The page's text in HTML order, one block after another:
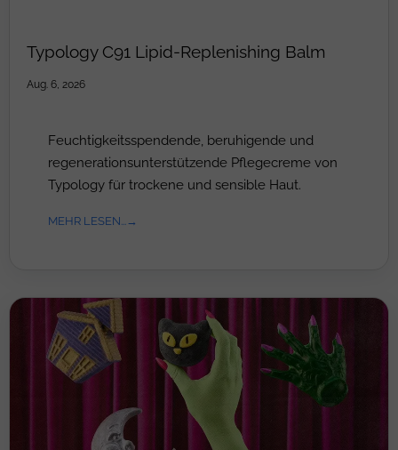
Typology C91 Lipid-Replenishing Balm
Aug. 6, 2026
Feuchtigkeitsspendende, beruhigende und
regenerationsunterstützende Pflegecreme von
Typology für trockene und sensible Haut.
MEHR LESEN...